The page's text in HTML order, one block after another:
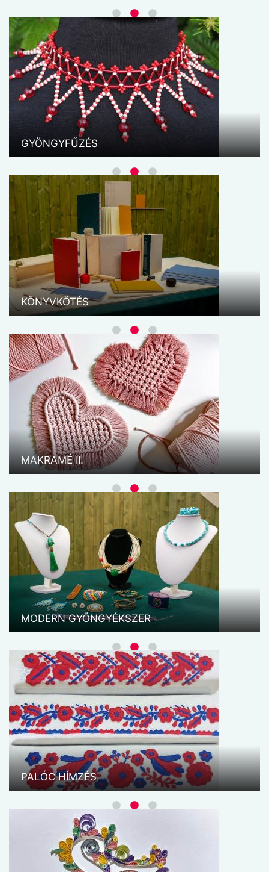
GYÖNGYFŰZÉS
KÖNYVKÖTÉS
MAKRAMÉ II.
MAKRAMÉ II.
A makramé lehetőséget nyújt a kikapcsolódásra,
önmegvalósításra miközben igazán hasznos és
szép alkotások készülhetnek. A zsinórfonalból
készült termékekkel díszíthetjük otthonunkat és
ajándékként örömet szerezhetünk
MODERN GYÖNGYÉKSZER
MODERN GYÖNGYÉKSZER
A modern ékszer szakkörön mélyebb szakmai
tudást sajátíthatnak el a résztvevők, illetve még
gazdagabb közösségi élménnyel gazdagodhatnak.
A foglalkozások során a hangsúly nemcsak az
összetettebb technikák elsajátításán van, hanem
az együtt alkotás ...
PALÓC HÍMZÉS
PALÓC HÍMZÉS
Ünnepi öltözeteinken, lakásunkban használatos
függönyökön, asztalterítőkön, dísztörölközőkön,
női ingvállakon és férfi ingek elején szálhúzásos
technikával készülő subrikákat, borsókákat és
azsúrokat alkalmazunk. Terítékeinket ó- és
újkalodával, de újabban csipkekalodával is
díszítjük. Az előrajzolt ...
QUILLING
Először szerzetesek használták vallási
kegytárgyak díszítésére, és eredetileg a
papírcsíkokat kézzel darabolták, majd libatollakra
tekerve érték el a kívánt formákat. A mai
használatban már csak papír szolgál a technika
SZÖVÉS KERETEN
Szövetek vesznek körül bennünket akármerre is
nézünk, nem csoda, hiszen a szövés az egyik
legősibb mesterség. A szakkör foglalkozásai alatt
az egyik legrégibb szálasanyagunkkal a csodálatos
kenderrel fogunk készíteni különböző használati
tárgyakat. ...
VESSZŐFONÁS